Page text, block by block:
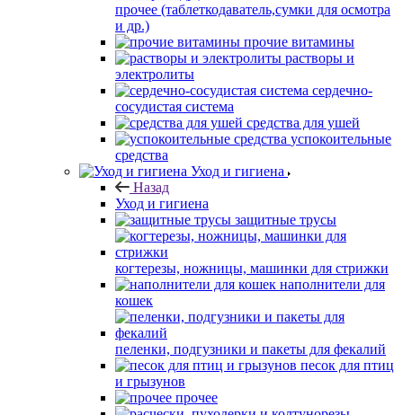
прочее (таблеткодаватель,сумки для осмотра
и др.)
прочие витамины
растворы и
электролиты
сердечно-
сосудистая система
средства для ушей
успокоительные
средства
Уход и гигиена
Назад
Уход и гигиена
защитные трусы
когтерезы, ножницы, машинки для стрижки
наполнители для
кошек
пеленки, подгузники и пакеты для фекалий
песок для птиц
и грызунов
прочее